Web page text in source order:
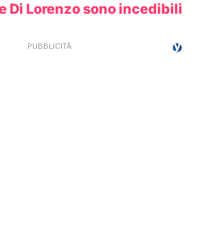
Di Lorenzo sono incedibili